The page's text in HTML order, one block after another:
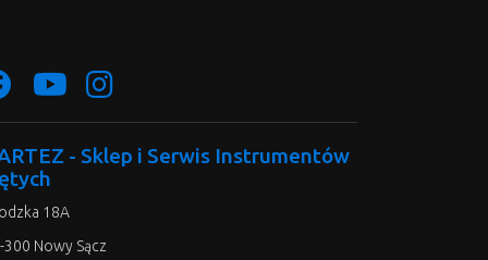
- Sklep i Serwis Instrumentów
18A
300 Nowy Sącz